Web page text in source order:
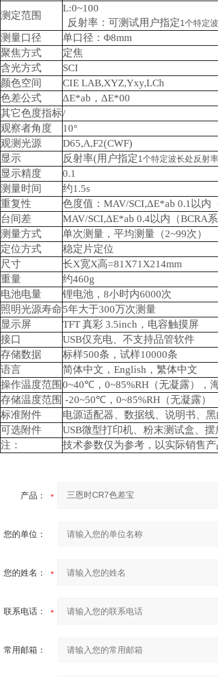
测定范围
L:0~100
反射率：可测试用户指定1个特定
测量口径 单口径： Φ8mm
聚焦方式
定焦
含光方式
SCI
颜色空间
CIE LAB,XYZ,Yxy,LCh
色差公式
ΔE*ab ， ΔE*00
其它色度指标/
观察者角度
10°
观测光源
D65,A,F2(CWF)
显示
反射率(用户指定1个特定波长处反射率
显示精度
0.1
测量时间
约1.5s
重复性
色度值： MAV/SCI,ΔE*ab 0.1以内
台间差
MAV/SCI,ΔE*ab 0.4以内（BCRA
测量方式
单次测量，平均测量（2~99次）
定位方式
稳定片定位
尺寸
长X宽X高=81X71X214mm
重量
约460g
电池电量
锂电池， 8小时内6000次
照明光源寿命5年大于300万次测量
显示屏
TFT 真彩3.5inch ，电容触摸屏
接口
USB仅充电、不支持品管软件
存储数据
标样500条，试样10000条
语言
简体中文， English ，繁体中文
操作温度范围 0~40℃， 0~85%RH（无凝露），
存储温度范围 -20~50℃， 0~85%RH（无凝露）
标准附件
电源适配器、数据线、说明书、
可选附件
USB微型打印机、粉末测试盒、摆
注：
技术参数仅为参考，以实际销售
产品：
您的单位：
您的姓名：
联系电话：
常用邮箱：